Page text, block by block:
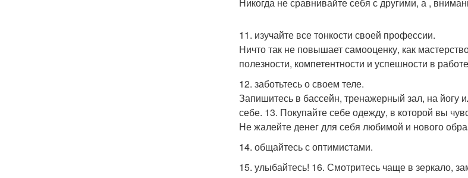
11. изучайте все тонкости своей профессии.
Ничто так не повышает самооценку, как
полезности, компетентности и успешности в
12. заботьтесь о своем теле.
Запишитесь в бассейн, тренажерный зал, на йогу
себе. 13. Покупайте себе одежду, в которой вы
Не жалейте денег для себя любимой и нового
14. общайтесь с оптимистами.
15. улыбайтесь! 16. Смотритесь чаще в зеркало,